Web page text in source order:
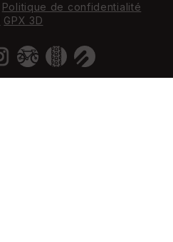
Politique de confidentialité
GPX 3D